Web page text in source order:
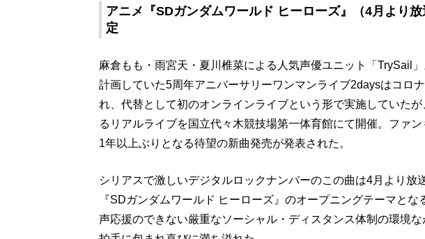
アニメ『SDガンダムワールド ヒーローズ』（4月より
定
麻倉もも・雨宮天・夏川椎菜による人気声優ユニット「TrySail
計画していた5周年アニバーサリーワンマンライブ2daysはコロ
れ、代替として初のオンラインライブという形で実施していた
るリアルライブを国立代々木競技場第一体育館にて開催。ファ
1年以上ぶりとなる待望の新曲発売が発表された。
シリアスで激しいデジタルロックナンバーのこの曲は4月より放
『SDガンダムワールド ヒーローズ』のオープニングテーマと
声応援のできない厳重なソーシャル・ディスタンス体制の環境